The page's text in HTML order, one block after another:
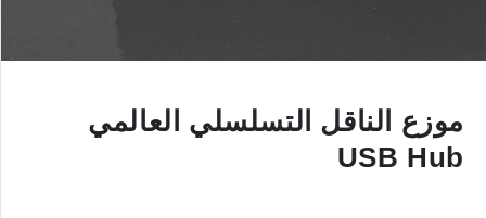
موزع الناقل التسلسلي العالمي
USB Hub